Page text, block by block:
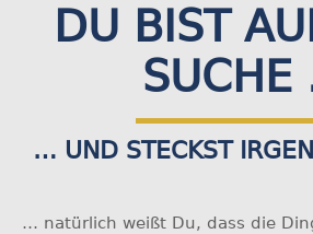
windowwindow
DU BIST
SUCHE
… UND STECKST
… natürlich weißt Du, dass die